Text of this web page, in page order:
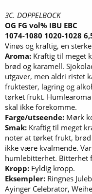
3C. DOPPELBOCK
OG FG vol% IBU EBC
1074-1080 1020-1028
Vinøs og kraftig, en
Aroma: Kraftig til meget
brød og karamell.
utgaver, men aldri ristet
fruktester, lagring og
tørket frukt. Humlearoma
skal ikke forekomme.
Farge/utseende: Mørk
Smak: Kraftig til meget
noter at tørket frukt,
ikke være kvalmende.
humlebitterhet. Bitterhet
Kropp: Fyldig kropp.
Eksempler: Ringnes
Ayinger Celebrator,